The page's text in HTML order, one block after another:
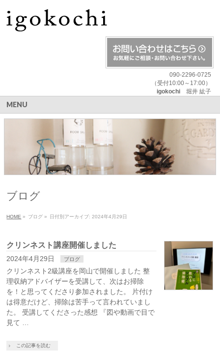
090-2296-0725
（受付10:00～17:00）
igokochi堀井 紘子
MENU
ブログ
HOME » ブログ » 日付別アーカイブ: 2024年4月29日
クリンネスト講座開催しました
2024年4月29日 ブログ
クリンネスト2級講座を岡山で開催しました 整
理収納アドバイザーを受講して、次はお掃除
を！と思ってくださり参加されました。 片付け
は得意だけど、掃除は苦手って言われていまし
た。 受講してくださった感想 『図や動画で目で
見て …
この記事を読む